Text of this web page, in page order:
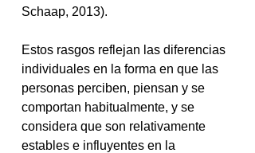
Schaap, 2013).
Estos rasgos reflejan las diferencias
individuales en la forma en que las
personas perciben, piensan y se
comportan habitualmente, y se
considera que son relativamente
estables e influyentes en la